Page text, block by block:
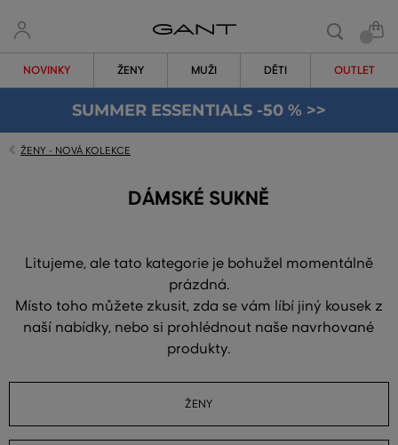
NOVINKY ŽENY MUŽI DĚTI OUTLET
SUMMER ESSENTIALS -50 % >>
ŽENY - NOVÁ KOLEKCE
DÁMSKÉ SUKNĚ
Litujeme, ale tato kategorie je bohužel momentálně
prázdná.
Místo toho můžete zkusit, zda se vám líbí jiný kousek z
naší nabídky, nebo si prohlédnout naše navrhované
produkty.
ŽENY